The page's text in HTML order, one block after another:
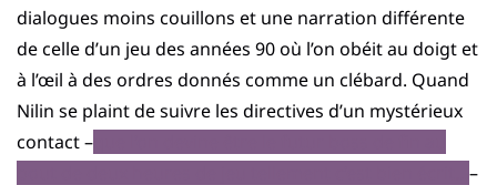
dialogues moins couillons et une narration différente
de celle d’un jeu des années 90 où l’on obéit au doigt et
à l’œil à des ordres donnés comme un clébard. Quand
Nilin se plaint de suivre les directives d’un mystérieux
contact –
–